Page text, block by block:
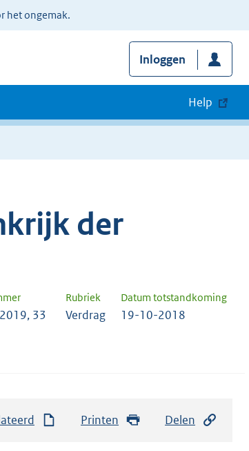
het ongemak.
Inloggen
Help
der
Rubriek Datum totstandkoming
33 Verdrag 19-10-2018
Printen Delen